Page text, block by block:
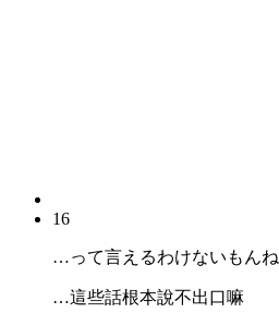
16
…って言えるわけないもんね
…這些話根本說不出口嘛